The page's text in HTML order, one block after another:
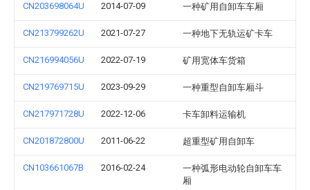
CN203698064U 2014-07-09 一种矿用自卸车车厢
CN213799262U 2021-07-27 一种地下无轨运矿卡车
CN216994056U 2022-07-19 矿用宽体车货箱
CN219769715U 2023-09-29 一种重型自卸车厢斗
CN217971728U 2022-12-06 卡车卸料运输机
CN201872800U 2011-06-22 超重型矿用自卸车
CN103661067B 2016-02-24
一种弧形电动轮自卸车车
厢